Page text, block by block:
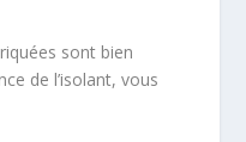
sont bien
de l’isolant, vous